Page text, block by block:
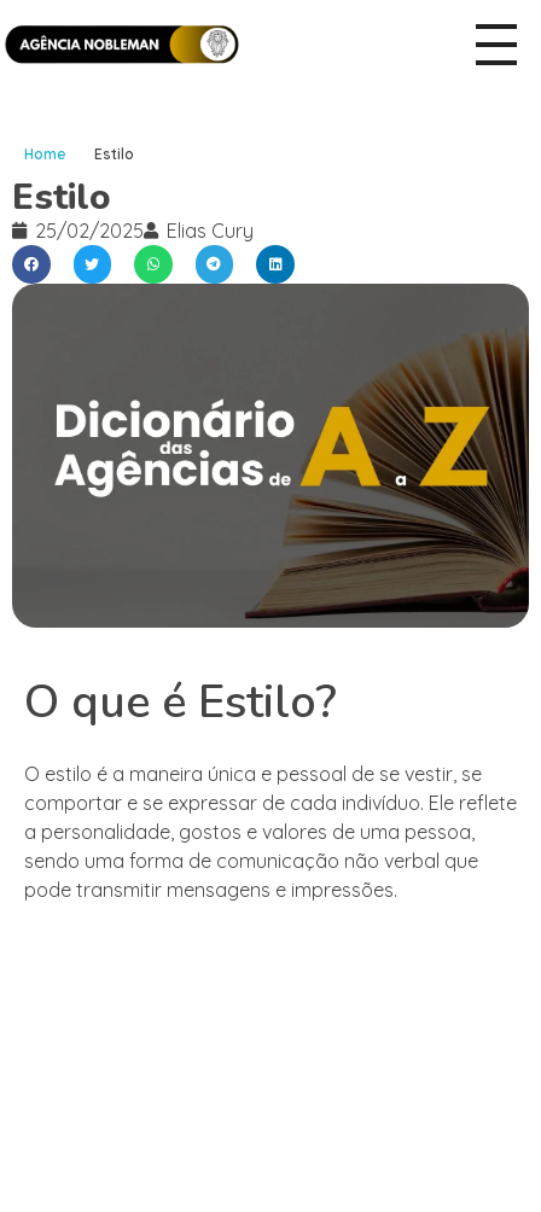
Home Estilo
Estilo
25/02/2025 Elias Cury
O que é Estilo?
O estilo é a maneira única e pessoal de se vestir, se
comportar e se expressar de cada indivíduo. Ele reflete
a personalidade, gostos e valores de uma pessoa,
sendo uma forma de comunicação não verbal que
pode transmitir mensagens e impressões.